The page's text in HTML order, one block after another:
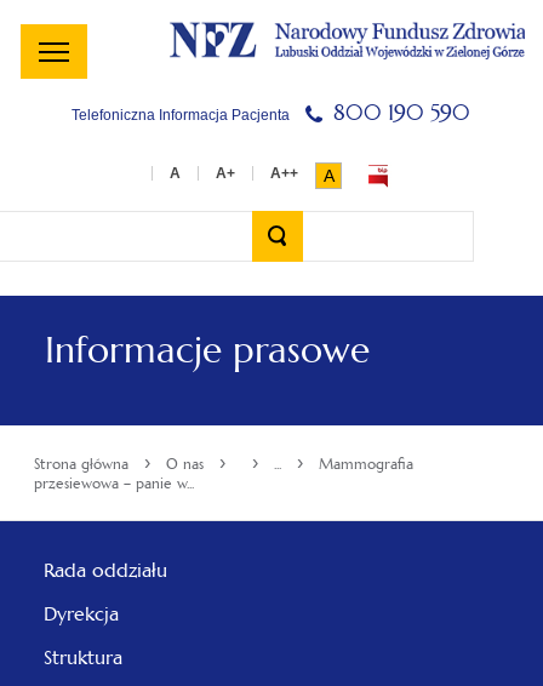
Menu
główne
Menu
lewe
Treść
główna
Szukaj
w
serwisie
Stopka
Telefoniczna Informacja Pacjenta 800 190 590
A
Informacje prasowe
Strona główna › O nas › › ... ›
Mammografia
przesiewowa – panie w...
Rada oddziału
Dyrekcja
Struktura